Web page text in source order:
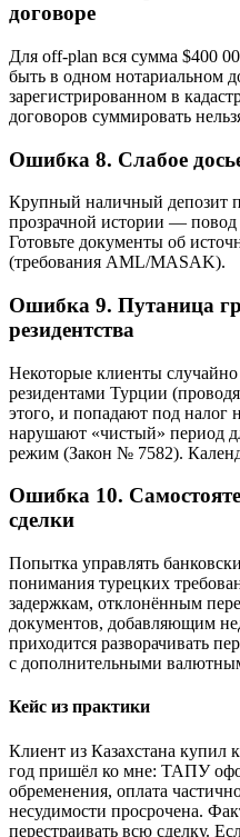
договоре
Для off-plan вся сумма $400
быть в одном нотариальном
зарегистрированном в
договоров суммировать
Ошибка 8. Слабое
Крупный наличный депозит
прозрачной истории — повод
Готовьте документы об
(требования AML/MASAK).
Ошибка 9. Путаница
резидентства
Некоторые клиенты
резидентами Турции
этого, и попадают под
нарушают «чистый» период
режим (Закон № 7582).
Ошибка 10.
сделки
Попытка управлять
понимания турецких
задержкам, отклонённым
документов, добавляющим
приходится разворачивать
с дополнительными
Кейс из практики
Клиент из Казахстана купил
год пришёл ко мне: ТАПУ
обременения, оплата
несудимости просрочена.
перестраивать всю сделку.